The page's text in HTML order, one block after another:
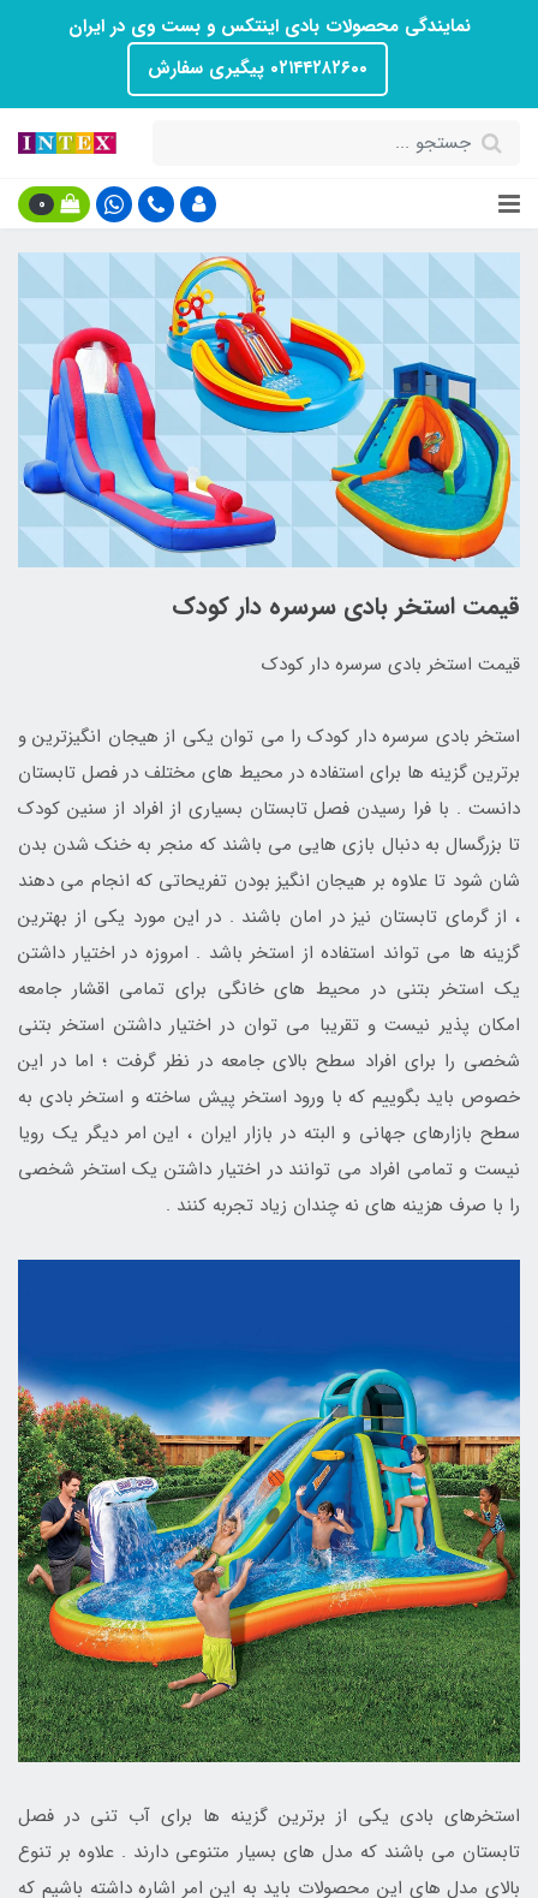
نمایندگی محصولات بادی اینتکس و بست وی در ایران
۰۲۱۴۴۲۸۲۶۰۰ پیگیری سفارش
0
قیمت استخر بادی سرسره دار کودک
قیمت استخر بادی سرسره دار کودک
استخر بادی سرسره دار کودک را می توان یکی از هیجان انگیزترین و
برترین گزینه ها برای استفاده در محیط های مختلف در فصل تابستان
دانست . با فرا رسیدن فصل تابستان بسیاری از افراد از سنین کودک
تا بزرگسال به دنبال بازی هایی می باشند که منجر به خنک شدن بدن
شان شود تا علاوه بر هیجان انگیز بودن تفریحاتی که انجام می دهند
، از گرمای تابستان نیز در امان باشند . در این مورد یکی از بهترین
گزینه ها می تواند استفاده از استخر باشد . امروزه در اختیار داشتن
یک استخر بتنی در محیط های خانگی برای تمامی اقشار جامعه
امکان پذیر نیست و تقریبا می توان در اختیار داشتن استخر بتنی
شخصی را برای افراد سطح بالای جامعه در نظر گرفت ؛ اما در این
خصوص باید بگوییم که با ورود استخر پیش ساخته و استخر بادی به
سطح بازارهای جهانی و البته در بازار ایران ، این امر دیگر یک رویا
نیست و تمامی افراد می توانند در اختیار داشتن یک استخر شخصی
را با صرف هزینه های نه چندان زیاد تجربه کنند .
استخرهای بادی یکی از برترین گزینه ها برای آب تنی در فصل
تابستان می باشند که مدل های بسیار متنوعی دارند . علاوه بر تنوع
بالای مدل های این محصولات باید به این امر اشاره داشته باشیم که